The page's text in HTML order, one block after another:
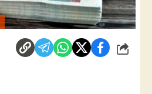
شارك